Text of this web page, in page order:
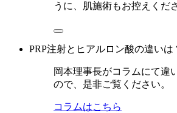
うに、肌施術もお控えくだ
PRP注射とヒアルロン酸の違いは
岡本理事長がコラムにて違
ので、是非ご覧ください。
コラムはこちら